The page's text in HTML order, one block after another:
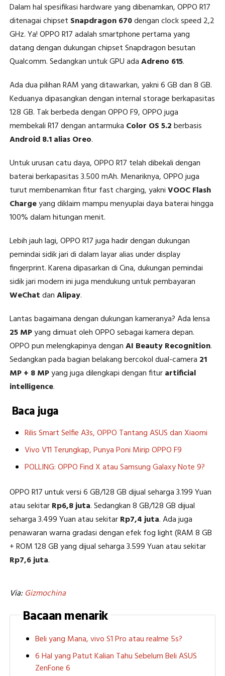
Dalam hal spesifikasi hardware yang dibenamkan, OPPO R17
ditenagai chipset Snapdragon 670dengan clock speed 2,2
GHz. Ya! OPPO R17 adalah smartphone pertama yang
datang dengan dukungan chipset Snapdragon besutan
Qualcomm. Sedangkan untuk GPU adaAdreno 615.
Ada dua pilihan RAM yang ditawarkan, yakni 6 GB dan 8 GB.
Keduanya dipasangkan dengan internal storage berkapasitas
128 GB. Tak berbeda dengan OPPO F9, OPPO juga
membekali R17 dengan antarmuka Color OS 5.2berbasis
Android 8.1 alias Oreo.
Untuk urusan catu daya, OPPO R17 telah dibekali dengan
baterai berkapasitas 3.500 mAh. Menariknya, OPPO juga
turut membenamkan fitur fast charging, yakniVOOC Flash
Chargeyang diklaim mampu menyuplai daya baterai hingga
100% dalam hitungan menit.
Lebih jauh lagi, OPPO R17 juga hadir dengan dukungan
pemindai sidik jari di dalam layar alias under display
fingerprint. Karena dipasarkan di Cina, dukungan pemindai
sidik jari modern ini juga mendukung untuk pembayaran
WeChatdanAlipay.
Lantas bagaimana dengan dukungan kameranya? Ada lensa
25 MPyang dimuat oleh OPPO sebagai kamera depan.
OPPO pun melengkapinya denganAI Beauty Recognition.
Sedangkan pada bagian belakang bercokol dual-camera 21
MP + 8 MPyang juga dilengkapi dengan fiturartificial
intelligence.
Baca juga
Rilis Smart Selfie A3s, OPPO Tantang ASUS dan Xiaomi
Vivo V11 Terungkap, Punya Poni Mirip OPPO F9
POLLING: OPPO Find X atau Samsung Galaxy Note 9?
OPPO R17 untuk versi 6 GB/128 GB dijual seharga 3.199 Yuan
atau sekitarRp6,8 juta. Sedangkan 8 GB/128 GB dijual
seharga 3.499 Yuan atau sekitarRp7,4 juta. Ada juga
penawaran warna gradasi dengan efek fog light (RAM 8 GB
+ ROM 128 GB yang dijual seharga 3.599 Yuan atau sekitar
Rp7,6 juta.
Via:Gizmochina
Bacaan menarik
Beli yang Mana, vivo S1 Pro atau realme 5s?
6 Hal yang Patut Kalian Tahu Sebelum Beli ASUS
ZenFone 6